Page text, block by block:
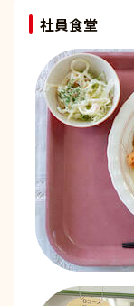
社員食堂